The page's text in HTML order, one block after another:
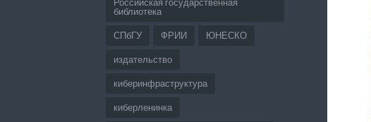
библиотека
СПбГУ ФРИИ ЮНЕСКО
издательство
киберинфраструктура
киберленинка